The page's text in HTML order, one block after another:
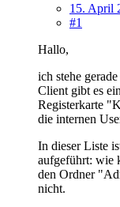
15. April
#1
Hallo,
ich stehe
Client gibt es
Registerkarte
die internen
In dieser Liste
aufgeführt: wie
den Ordner
nicht.